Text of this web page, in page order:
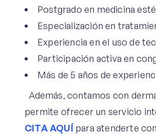
Postgrado en medicina
Especialización en
Experiencia en el uso de
Participación activa en
Más de 5 años de
Además, contamos con
permite ofrecer un servicio
CITA AQUÍ para atenderte